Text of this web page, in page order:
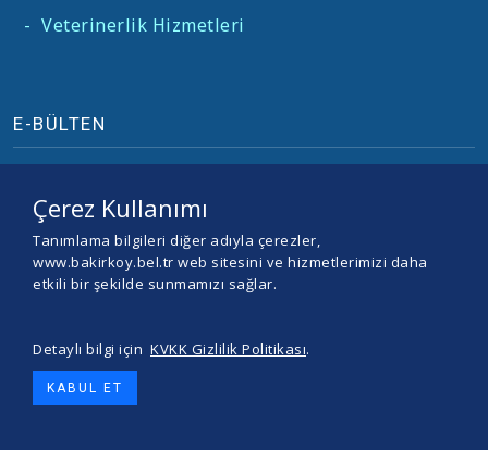
- Veterinerlik Hizmetleri
E-BÜLTEN
© 2026 BAKIRKÖY BELEDİYESİ -
Çerez Kullanımı
Tanımlama bilgileri diğer adıyla çerezler,
www.bakirkoy.bel.tr web sitesini ve hizmetlerimizi daha
etkili bir şekilde sunmamızı sağlar.
Detaylı bilgi için KVKK Gizlilik Politikası.
KABUL ET